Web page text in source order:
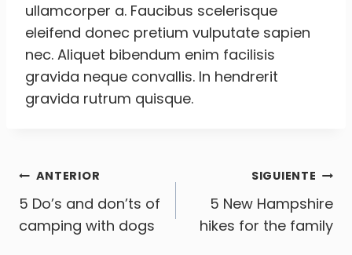
ullamcorper a. Faucibus scelerisque
eleifend donec pretium vulputate sapien
nec. Aliquet bibendum enim facilisis
gravida neque convallis. In hendrerit
gravida rutrum quisque.
Navegación
de
ANTERIOR
5 Do’s and don’ts of
camping with dogs
SIGUIENTE
5 New Hampshire
hikes for the family